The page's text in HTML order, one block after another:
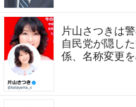
片山さつきは
自民党が隠し
係、名称変更